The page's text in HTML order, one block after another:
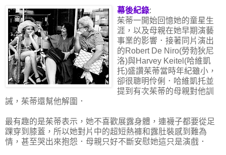
幕後紀錄:
茱蒂一開始回憶她的童星生
涯，以及母親在她早期演藝
事業的影響．接著同片演出
的Robert De Niro(勞勃狄尼
洛)與Harvey Keitel(哈維凱
托)盛讚茱蒂當時年紀雖小，
卻很聰明伶俐．哈維凱托並
提到有次茱蒂的母親對他訓
誡，茱蒂還幫他解圍．
最有趣的是茱蒂表示，她不喜歡展露身體，連襪子都要從足
踝穿到膝蓋，所以她對片中的超短熱褲和露肚裝感到難為
情，甚至哭出來抱怨．母親只好不斷安慰她這只是演戲．